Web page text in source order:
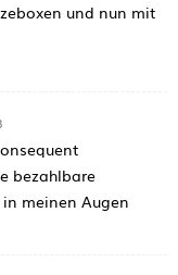
und nun mit
bezahlbare
meinen Augen